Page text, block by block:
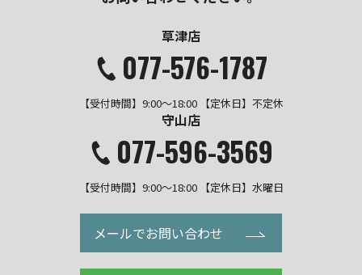
草津店
077-576-1787
【受付時間】9:00～18:00 【定休日】不定休
守山店
077-596-3569
【受付時間】9:00～18:00 【定休日】水曜日
メールでお問い合わせ